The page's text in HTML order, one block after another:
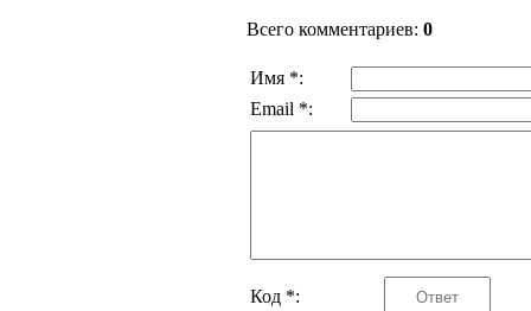
Всего комментариев: 0
Имя *:
Email *:
Код *: